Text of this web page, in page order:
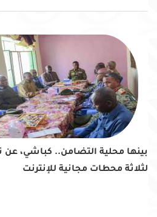
بينها محلية التضامن.. كباشي، عن
لثلاثة محطات مجانية للإنترنت